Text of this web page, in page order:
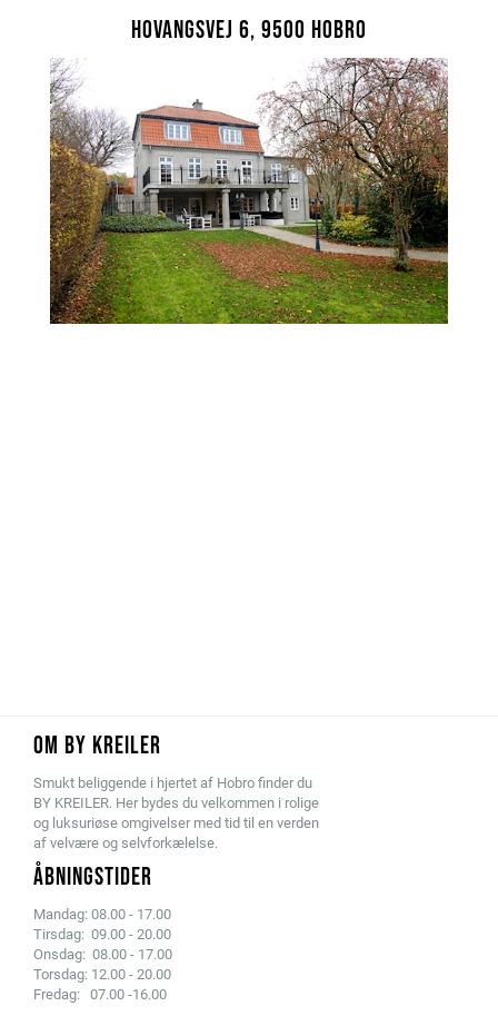
Hovangsvej 6, 9500 Hobro
OM BY KREILER
Smukt beliggende i hjertet af Hobro finder du
BY KREILER. Her bydes du velkommen i rolige
og luksuriøse omgivelser med tid til en verden
af velvære og selvforkælelse.
ÅBNINGSTIDER
Mandag: 08.00 - 17.00
Tirsdag: 09.00 - 20.00
Onsdag: 08.00 - 17.00
Torsdag: 12.00 - 20.00
Fredag: 07.00 -16.00